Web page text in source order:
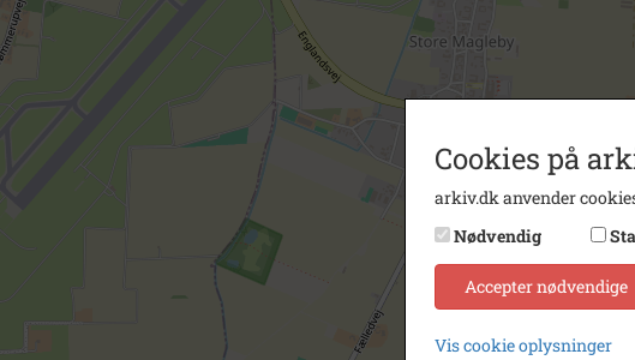
Cookies på
arkiv.dk anvender
Nødvendig
Accepter nødvendige
Vis cookie oplysninger